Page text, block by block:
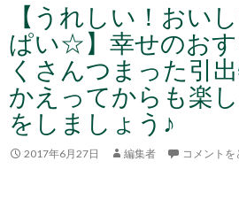
【うれしい！おい
ぱい☆】幸せのお
くさんつまった引
かえってからも楽
をしましょう♪
2017年6月27日 編集者 コメントを